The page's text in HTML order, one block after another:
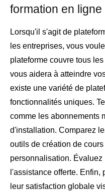
formation en ligne
Lorsqu'il s'agit de
les entreprises, vous
plateforme couvre tous
vous aidera à atteindre
existe une variété de
fonctionnalités uniques.
comme les abonnements
d'installation. Comparez
outils de création de
personnalisation.
l'assistance offerte. Enfin,
leur satisfaction globale